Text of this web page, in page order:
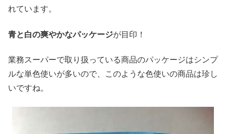
れています。
青と白の爽やかなパッケージが目印！
業務スーパーで取り扱っている商品のパッケージはシンプ
ルな単色使いが多いので、このような色使いの商品は珍し
いですね。